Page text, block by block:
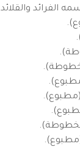
الفرائد والقلائد